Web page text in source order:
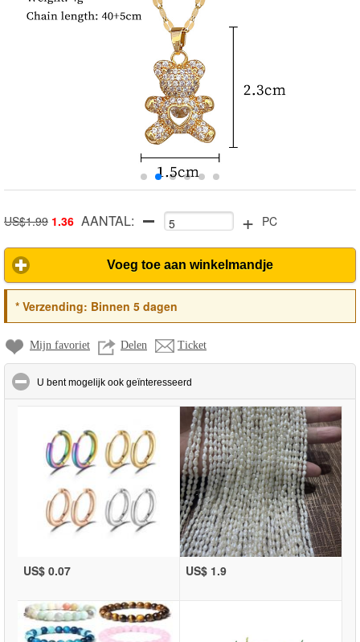
US$1.99 1.36 AANTAL: + PC
Voeg toe aan winkelmandje
*Verzending: Binnen 5 dagen
Mijn favoriet Delen Ticket
U bent mogelijk ook geïnteresseerd
US$ 0.07 US$ 1.9